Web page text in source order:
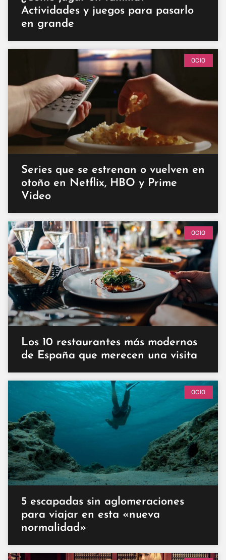
Actividades y juegos para pasarlo
en grande
OCIO
Series que se estrenan o vuelven en
otoño en Netflix, HBO y Prime
Video
OCIO
Los 10 restaurantes más modernos
de España que merecen una visita
OCIO
5 escapadas sin aglomeraciones
para viajar en esta «nueva
normalidad»